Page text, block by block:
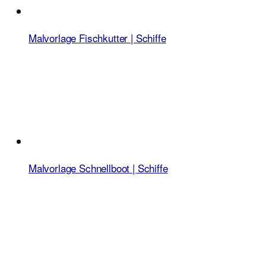
Malvorlage Fischkutter | Schiffe
Malvorlage Schnellboot | Schiffe